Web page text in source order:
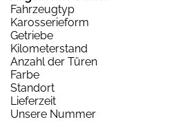
Fahrzeugtyp
Karosserieform
Getriebe
Kilometerstand
Anzahl der Türen
Farbe
Standort
Lieferzeit
Unsere Nummer